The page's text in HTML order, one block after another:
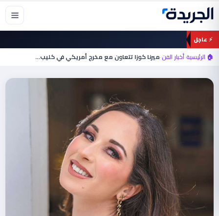
تخطي
المحتوى
⚡ عاجل
🏠 الرئيسية›أخبار الفن›ميرنا كوزا تتعاون مع مخرج أمريكي في كليب…